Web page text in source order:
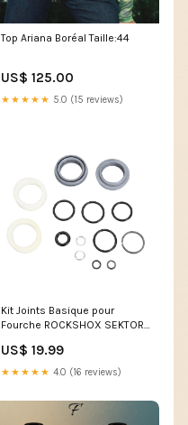
Top Ariana Boréal Taille:44
US$ 125.00
★★★★★ 5.0 (15 reviews)
Kit Joints Basique pour
Fourche ROCKSHOX SEKTOR
2016) #00.4315.032.060 Drop
US$ 19.99
★★★★★ 4.0 (16 reviews)